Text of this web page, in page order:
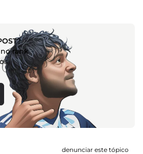
rank
denunciar este tópico